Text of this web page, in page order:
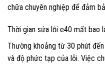
chữa chuyên nghiệp để đảm
Thời gian sửa lỗi e40 mất bao
Thường khoảng từ 30 phút
và độ phức tạp của lỗi. Việc